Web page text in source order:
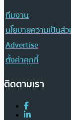
ทีมงาน
นโยบายความเป็นส่
Advertise
ตั้งค่าคุกกี้
ติดตามเรา